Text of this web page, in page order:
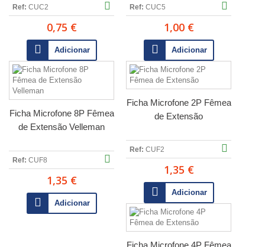
Ref: CUC2
0,75 €
Adicionar
Ref: CUC5
1,00 €
Adicionar
Ficha Microfone 8P Fêmea
de Extensão Velleman
Ref: CUF8
1,35 €
Adicionar
Ficha Microfone 2P Fêmea
de Extensão
Ref: CUF2
1,35 €
Adicionar
Ficha Microfone 4P Fêmea